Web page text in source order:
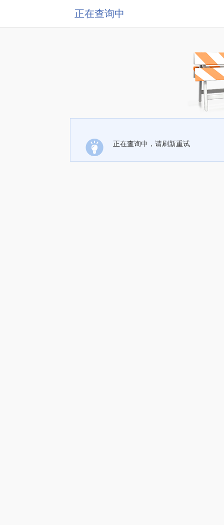
正在查询中
正在查询中，请刷新重试